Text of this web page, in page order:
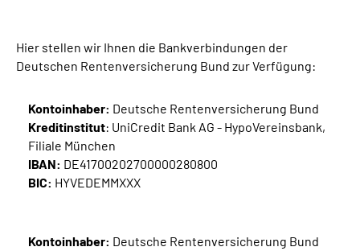
Über uns
Online-Services
Inhalte in Gebärdensprache (DGS)
Leichte Sprache
Hier stellen wir Ihnen die Bankverbindungen der
Deutschen Rentenversicherung Bund zur Verfügung:
Kontoinhaber: Deutsche Rentenversicherung Bund
Kreditinstitut: UniCredit Bank AG - HypoVereinsbank,
Filiale München
IBAN: DE41700202700000280800
BIC: HYVEDEMMXXX
Kontoinhaber: Deutsche Rentenversicherung Bund